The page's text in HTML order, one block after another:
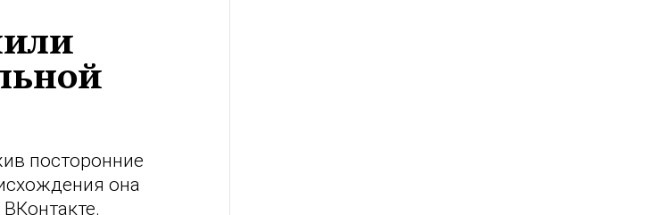
посторонние
она